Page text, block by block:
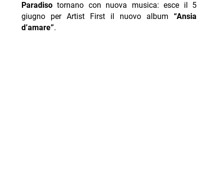
Paradisotornano con nuova musica: esce il 5
giugno per Artist First il nuovo album“Ansia
d’amare”.